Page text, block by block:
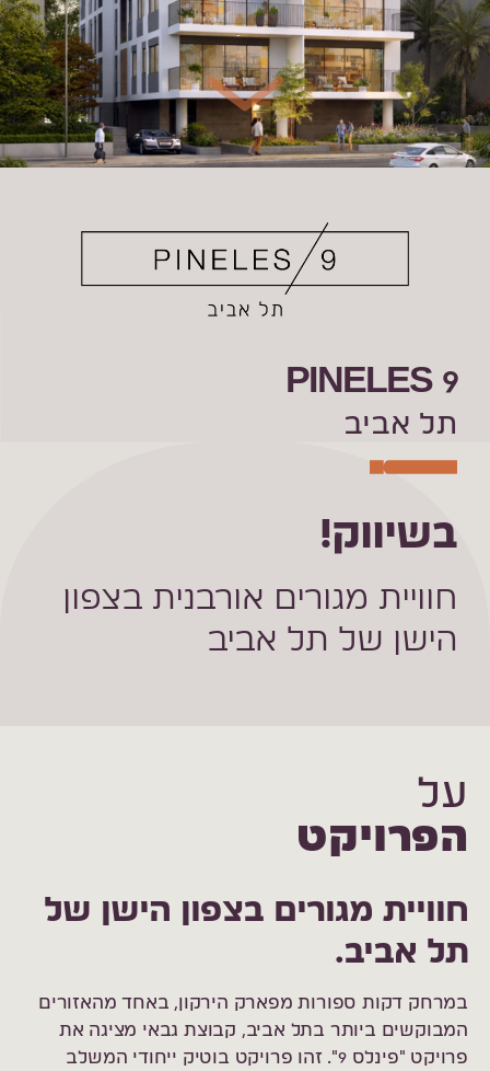
PINELES 9
תל אביב
בשיווק!
חוויית מגורים אורבנית בצפון
הישן של תל אביב
על
הפרויקט
חוויית מגורים בצפון הישן של
תל אביב.
במרחק דקות ספורות מפארק הירקון, באחד מהאזורים
המבוקשים ביותר בתל אביב, קבוצת גבאי מציגה את
פרויקט "פינלס 9". זהו פרויקט בוטיק ייחודי המשלב